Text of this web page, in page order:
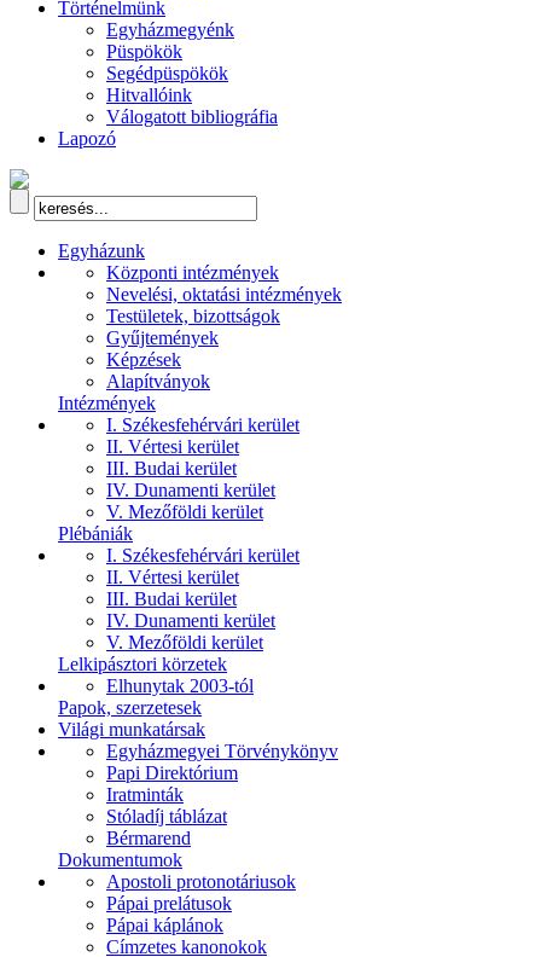
Történelmünk
Egyházmegyénk
Püspökök
Segédpüspökök
Hitvallóink
Válogatott bibliográfia
Lapozó
Egyházunk
Központi intézmények
Nevelési, oktatási intézmények
Testületek, bizottságok
Gyűjtemények
Képzések
Alapítványok
Intézmények
I. Székesfehérvári kerület
II. Vértesi kerület
III. Budai kerület
IV. Dunamenti kerület
V. Mezőföldi kerület
Plébániák
I. Székesfehérvári kerület
II. Vértesi kerület
III. Budai kerület
IV. Dunamenti kerület
V. Mezőföldi kerület
Lelkipásztori körzetek
Elhunytak 2003-tól
Papok, szerzetesek
Világi munkatársak
Egyházmegyei Törvénykönyv
Papi Direktórium
Iratminták
Stóladíj táblázat
Bérmarend
Dokumentumok
Apostoli protonotáriusok
Pápai prelátusok
Pápai káplánok
Címzetes kanonokok